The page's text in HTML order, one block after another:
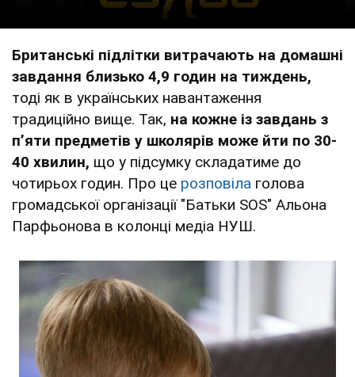
Британські підлітки витрачають на домашні
завдання близько 4,9 годин на тиждень,
тоді як в українських навантаження
традиційно вище. Так, на кожне із завдань з
пʼяти предметів у школярів може йти по 30-
40 хвилин, що у підсумку складатиме до
чотирьох годин. Про це розповіла голова
громадської організації "Батьки SOS" Альона
Парфьонова в колонці медіа НУШ.